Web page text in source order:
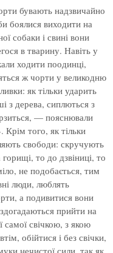
бувають надзвичайно
боялися виходити на
собаки і свині вони
в тварину. Навіть у
ходити поодинці,
ж чорти у великодню
як тільки ударить
з дерева, сиплються з
— пояснювали
того, як тільки
свободи: скручують
то до дзвіниці, то
не подобається, тим
люди, люблять
а подивитися вони
прийти на
самої свічкою, з якою
обійтися і без свічки,